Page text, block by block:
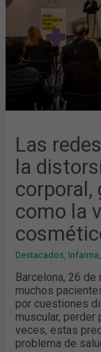
Las
la
corporal,
como la
Destacados, Infarma,
Barcelona, 26
muchos
por cuestiones
muscular, perder
veces, estas
problema de
IMAGEN
CORPORAL,
GENERANDO
AFECCIONES
COMO
VIGOREXIA
Y
LA